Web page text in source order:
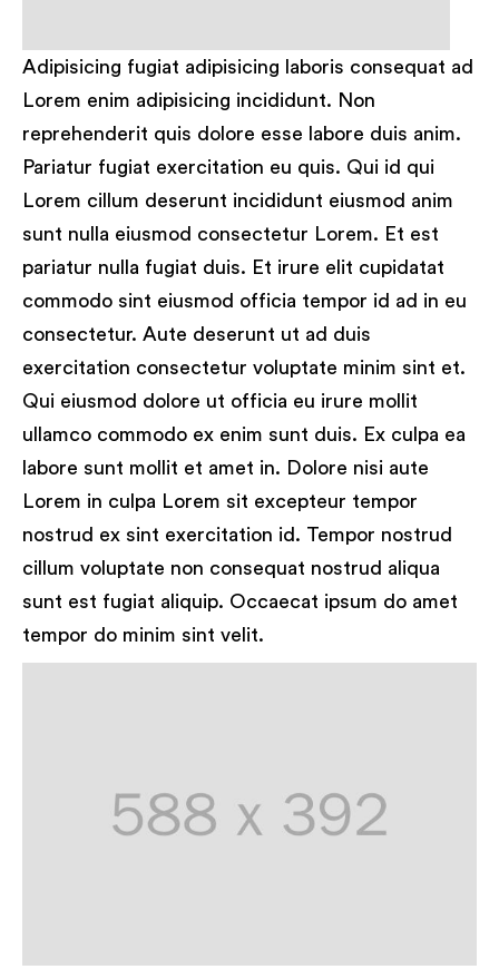
Adipisicing fugiat adipisicing laboris consequat ad
Lorem enim adipisicing incididunt. Non
reprehenderit quis dolore esse labore duis anim.
Pariatur fugiat exercitation eu quis. Qui id qui
Lorem cillum deserunt incididunt eiusmod anim
sunt nulla eiusmod consectetur Lorem. Et est
pariatur nulla fugiat duis. Et irure elit cupidatat
commodo sint eiusmod officia tempor id ad in eu
consectetur. Aute deserunt ut ad duis
exercitation consectetur voluptate minim sint et.
Qui eiusmod dolore ut officia eu irure mollit
ullamco commodo ex enim sunt duis. Ex culpa ea
labore sunt mollit et amet in. Dolore nisi aute
Lorem in culpa Lorem sit excepteur tempor
nostrud ex sint exercitation id. Tempor nostrud
cillum voluptate non consequat nostrud aliqua
sunt est fugiat aliquip. Occaecat ipsum do amet
tempor do minim sint velit.